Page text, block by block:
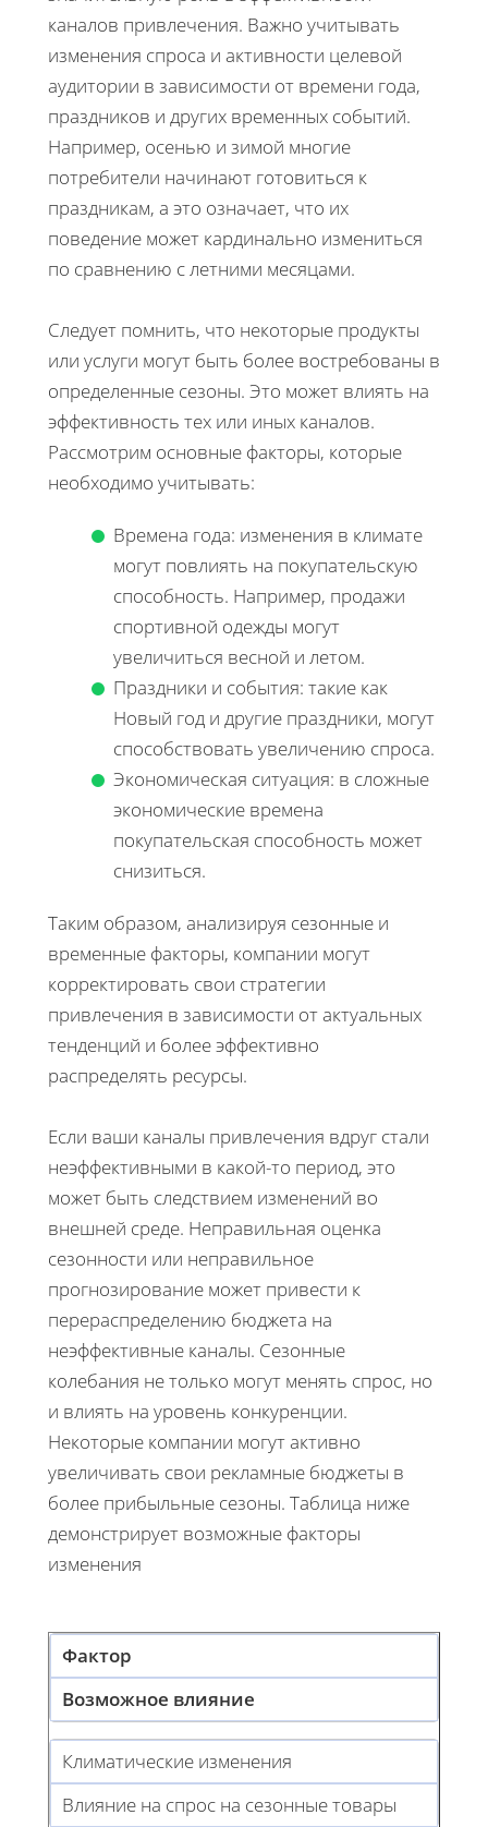
каналов привлечения. Важно учитывать
изменения спроса и активности целевой
аудитории в зависимости от времени года,
праздников и других временных событий.
Например, осенью и зимой многие
потребители начинают готовиться к
праздникам, а это означает, что их
поведение может кардинально измениться
по сравнению с летними месяцами.
Следует помнить, что некоторые продукты
или услуги могут быть более востребованы в
определенные сезоны. Это может влиять на
эффективность тех или иных каналов.
Рассмотрим основные факторы, которые
необходимо учитывать:
Времена года: изменения в климате
могут повлиять на покупательскую
способность. Например, продажи
спортивной одежды могут
увеличиться весной и летом.
Праздники и события: такие как
Новый год и другие праздники, могут
способствовать увеличению спроса.
Экономическая ситуация: в сложные
экономические времена
покупательская способность может
снизиться.
Таким образом, анализируя сезонные и
временные факторы, компании могут
корректировать свои стратегии
привлечения в зависимости от актуальных
тенденций и более эффективно
распределять ресурсы.
Если ваши каналы привлечения вдруг стали
неэффективными в какой-то период, это
может быть следствием изменений во
внешней среде. Неправильная оценка
сезонности или неправильное
прогнозирование может привести к
перераспределению бюджета на
неэффективные каналы. Сезонные
колебания не только могут менять спрос, но
и влиять на уровень конкуренции.
Некоторые компании могут активно
увеличивать свои рекламные бюджеты в
более прибыльные сезоны. Таблица ниже
демонстрирует возможные факторы
изменения
Фактор
Возможное влияние
Климатические изменения
Влияние на спрос на сезонные товары